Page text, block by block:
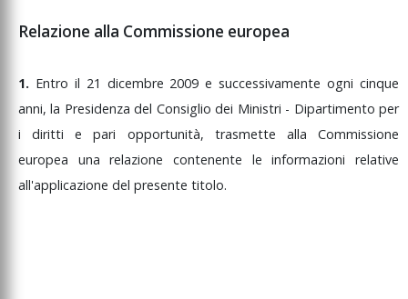
Relazione alla Commissione europea
1. Entro il 21 dicembre 2009esuccessivamenteognicinque
anni,la Presidenzadel Consigliodei Ministri - Dipartimentoper
idirittiepari opportunità, trasmette allaCommissione
europea unarelazionecontenente leinformazionirelative
all'applicazione del presente titolo.